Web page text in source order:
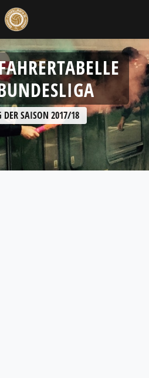
DER SAISON 2017/18